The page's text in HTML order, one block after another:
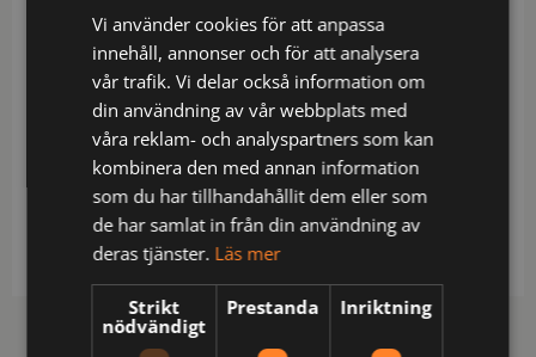
tumgrepp. Elastisk i nederkant.
Certifierad i varselklass 3 enligt EN ISO 20471.
Material: 100% polyester
Skötsel: Normal maskintvätt vid 40 grader,Blekning
är inte tillåtet,Torktumla ej,Strykning. Högsta tillåtna
temperatur 110 grader,Ej kemtvätt,Tvätta separat ut
Vi använder cookies för att anpassa
innehåll, annonser och för att analysera
vår trafik. Vi delar också information om
din användning av vår webbplats med
våra reklam- och analyspartners som kan
kombinera den med annan information
som du har tillhandahållit dem eller som
de har samlat in från din användning av
deras tjänster. Läs mer
Strikt
nödvändigt
Prestanda Inriktning